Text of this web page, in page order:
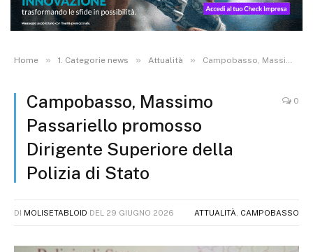
Home » 1. Categorie news » Attualità » Campobasso, Massimo Passariello promosso Dirigente Superiore della Polizia di Stato
Campobasso, Massimo
Passariello promosso
Dirigente Superiore della
Polizia di Stato
0
DI MOLISETABLOID DEL 29 GIUGNO 2026 ATTUALITÀ CAMPOBASSO